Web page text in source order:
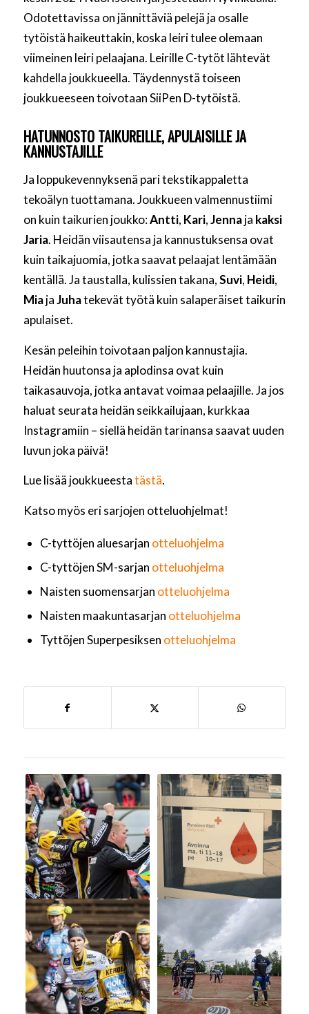
Odotettavissa on jännittäviä pelejä ja osalle
tytöistä haikeuttakin, koska leiri tulee olemaan
viimeinen leiri pelaajana. Leirille C-tytöt lähtevät
kahdella joukkueella. Täydennystä toiseen
joukkueeseen toivotaan SiiPen D-tytöistä.
HATUNNOSTO TAIKUREILLE, APULAISILLE JA
KANNUSTAJILLE
Ja loppukevennyksenä pari tekstikappaletta
tekoälyn tuottamana. Joukkueen valmennustiimi
on kuin taikurien joukko:Antti, Kari,Jennaja kaksi
Jaria. Heidän viisautensa ja kannustuksensa ovat
kuin taikajuomia, jotka saavat pelaajat lentämään
kentällä. Ja taustalla, kulissien takana,Suvi, Heidi,
MiajaJuhatekevät työtä kuin salaperäiset taikurin
apulaiset.
Kesän peleihin toivotaan paljon kannustajia.
Heidän huutonsa ja aplodinsa ovat kuin
taikasauvoja, jotka antavat voimaa pelaajille. Ja jos
haluat seurata heidän seikkailujaan, kurkkaa
Instagramiin – siellä heidän tarinansa saavat uuden
luvun joka päivä!
Lue lisää joukkueestatästä.
Katso myös eri sarjojen otteluohjelmat!
C-tyttöjen aluesarjan otteluohjelma
C-tyttöjen SM-sarjan otteluohjelma
Naisten suomensarjan otteluohjelma
Naisten maakuntasarjan otteluohjelma
Tyttöjen Superpesiksen otteluohjelma